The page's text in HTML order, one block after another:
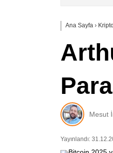
Ana Sayfa ›
Mesut
Yayınlandı: